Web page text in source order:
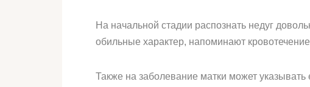
На начальной стадии распознать недуг
обильные характер, напоминают
Также на заболевание матки может